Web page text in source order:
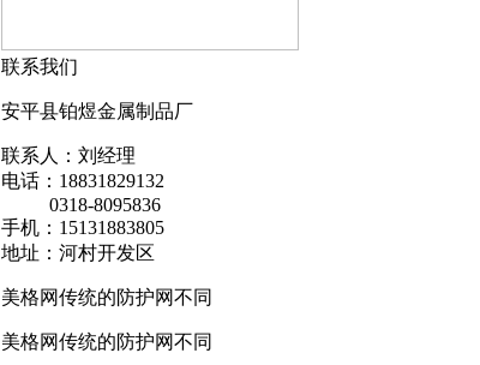
联系我们
安平县铂煜金属制品厂
联系人：刘经理
电话：18831829132
0318-8095836
手机：15131883805
地址：河村开发区
美格网传统的防护网不同
美格网传统的防护网不同